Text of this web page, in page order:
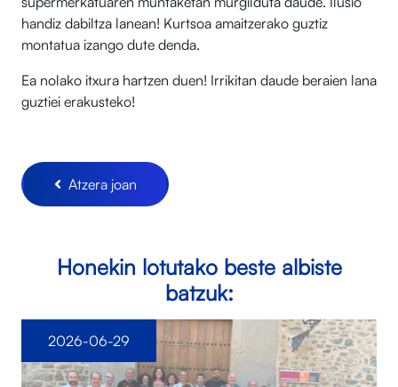
handiz dabiltza lanean! Kurtsoa amaitzerako guztiz
montatua izango dute denda.
Ea nolako itxura hartzen duen! Irrikitan daude beraien lana
guztiei erakusteko!
Atzera joan
Honekin lotutako beste albiste
batzuk:
2026-06-29